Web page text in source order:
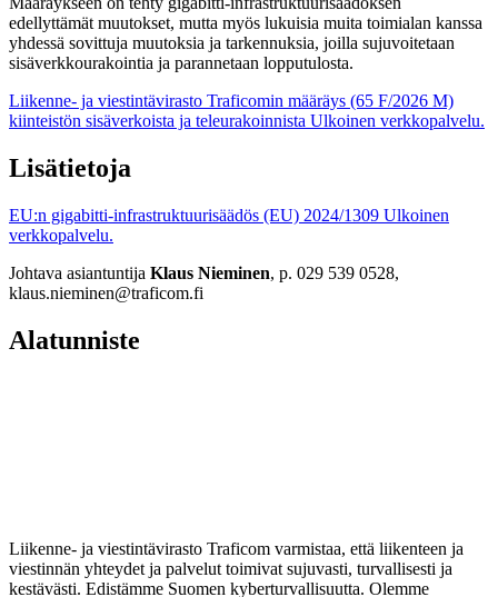
edellyttämät muutokset, mutta myös lukuisia muita toimialan kanssa
yhdessä sovittuja muutoksia ja tarkennuksia, joilla sujuvoitetaan
sisäverkkourakointia ja parannetaan lopputulosta.
Liikenne- ja viestintävirasto Traficomin määräys (65 F/2026 M)
kiinteistön sisäverkoista ja teleurakoinnista Ulkoinen verkkopalvelu.
Lisätietoja
EU:n gigabitti-infrastruktuurisäädös (EU) 2024/1309 Ulkoinen
verkkopalvelu.
Johtava asiantuntija Klaus Nieminen, p. 029 539 0528,
klaus.nieminen@traficom.fi
Alatunniste
Liikenne- ja viestintävirasto Traficom varmistaa, että liikenteen ja
viestinnän yhteydet ja palvelut toimivat sujuvasti, turvallisesti ja
kestävästi. Edistämme Suomen kyberturvallisuutta. Olemme